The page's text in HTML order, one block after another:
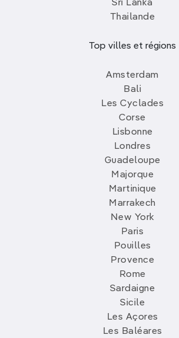
Sri Lanka
Thailande
Top villes et régions
Amsterdam
Bali
Les Cyclades
Corse
Lisbonne
Londres
Guadeloupe
Majorque
Martinique
Marrakech
New York
Paris
Pouilles
Provence
Rome
Sardaigne
Sicile
Les Açores
Les Baléares